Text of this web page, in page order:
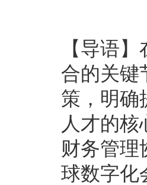
【导语
合的关键
策，明确
人才的
财务管理
球数字化